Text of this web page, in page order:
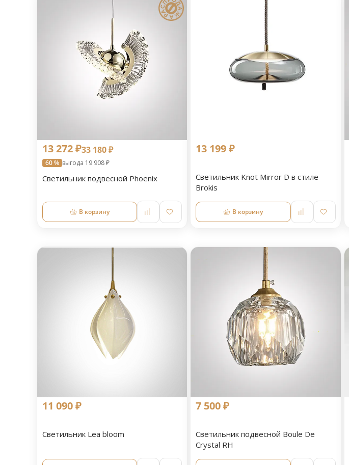
13 272 ₽33 180 ₽
60 % выгода 19 908 ₽
Светильник подвесной Phoenix
В корзину
13 199 ₽
Светильник Knot Mirror D в стиле
Brokis
В корзину
11 090 ₽
Светильник Lea bloom
7 500 ₽
Светильник подвесной Boule De
Crystal RH